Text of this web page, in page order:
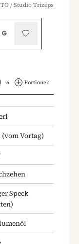
/ Studio Trizeps
6 Portionen
(vom Vortag)
Speck